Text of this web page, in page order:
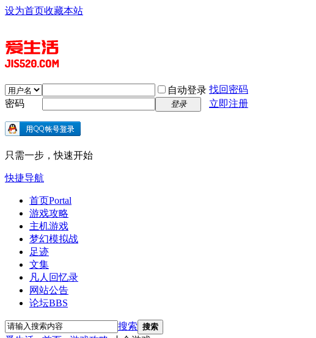
设为首页收藏本站
自动登录 找回密码
密码
登录 立即注册
只需一步，快速开始
快捷导航
首页Portal
游戏攻略
主机游戏
梦幻模拟战
足迹
文集
凡人回忆录
网站公告
论坛BBS
搜索 搜索